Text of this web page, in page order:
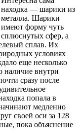
находка — шарики из
металла. Шарики
имеют форму чуть
сплюснутых сфер, а
сплав. Их
условиях
еще несколько
наличие внутри
сразу после
попала в
медленно
своей оси за 128
пока объяснение